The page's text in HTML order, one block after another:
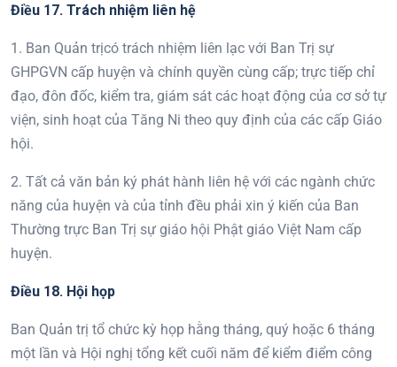
Điều 17. Trách nhiệm liên hệ
1. Ban Quản trịcó trách nhiệm liên lạc với Ban Trị sự
GHPGVN cấp huyện và chính quyền cùng cấp; trực tiếp chỉ
đạo, đôn đốc, kiểm tra, giám sát các hoạt động của cơ sở tự
viện, sinh hoạt của Tăng Ni theo quy định của các cấp Giáo
hội.
2. Tất cả văn bản ký phát hành liên hệ với các ngành chức
năng của huyện và của tỉnh đều phải xin ý kiến của Ban
Thường trực Ban Trị sự giáo hội Phật giáo Việt Nam cấp
huyện.
Điều 18. Hội họp
Ban Quản trị tổ chức kỳ họp hằng tháng, quý hoặc 6 tháng
một lần và Hội nghị tổng kết cuối năm để kiểm điểm công